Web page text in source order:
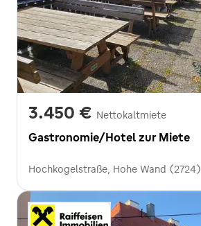
3.450 € Nettokaltmiete
Gastronomie/Hotel zur Miete
Hochkogelstraße, Hohe Wand (2724)